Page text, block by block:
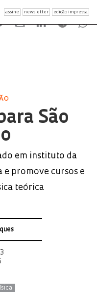
assine newsletter edição impressa
São
em instituto da
e promove cursos e
teórica